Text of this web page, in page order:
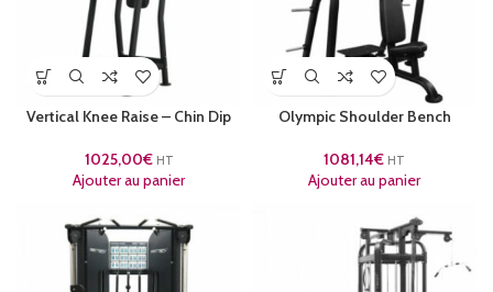
Vertical Knee Raise – Chin Dip
1025,00€ HT
Ajouter au panier
Olympic Shoulder Bench
1081,14€ HT
Ajouter au panier